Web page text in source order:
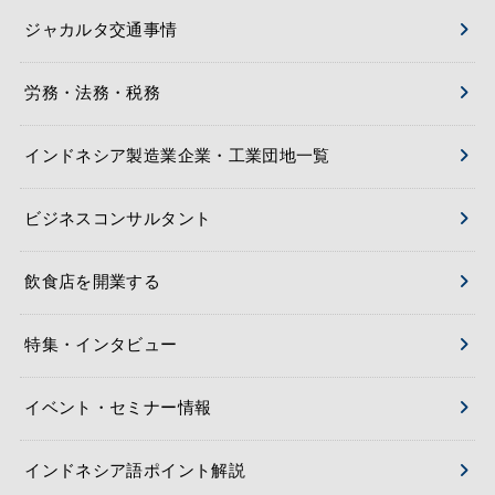
ジャカルタ交通事情
労務・法務・税務
インドネシア製造業企業・工業団地一覧
ビジネスコンサルタント
飲食店を開業する
特集・インタビュー
イベント・セミナー情報
インドネシア語ポイント解説